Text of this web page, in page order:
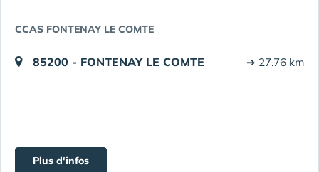
CCAS FONTENAY LE COMTE
85200 - FONTENAY LE COMTE ➔ 27.76 km
Plus d'infos